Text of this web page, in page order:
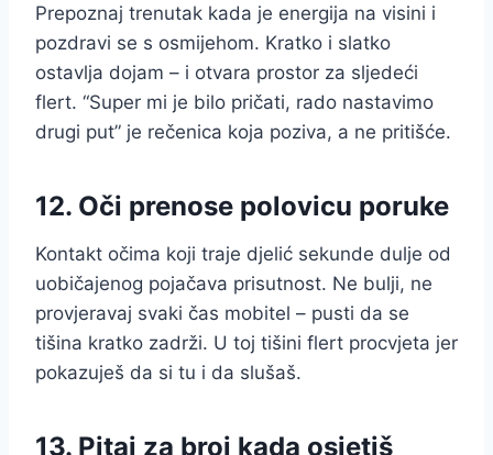
Prepoznaj trenutak kada je energija na visini i
pozdravi se s osmijehom. Kratko i slatko
ostavlja dojam – i otvara prostor za sljedeći
flert. “Super mi je bilo pričati, rado nastavimo
drugi put” je rečenica koja poziva, a ne pritišće.
12. Oči prenose polovicu poruke
Kontakt očima koji traje djelić sekunde dulje od
uobičajenog pojačava prisutnost. Ne bulji, ne
provjeravaj svaki čas mobitel – pusti da se
tišina kratko zadrži. U toj tišini flert procvjeta jer
pokazuješ da si tu i da slušaš.
13. Pitaj za broj kada osjetiš